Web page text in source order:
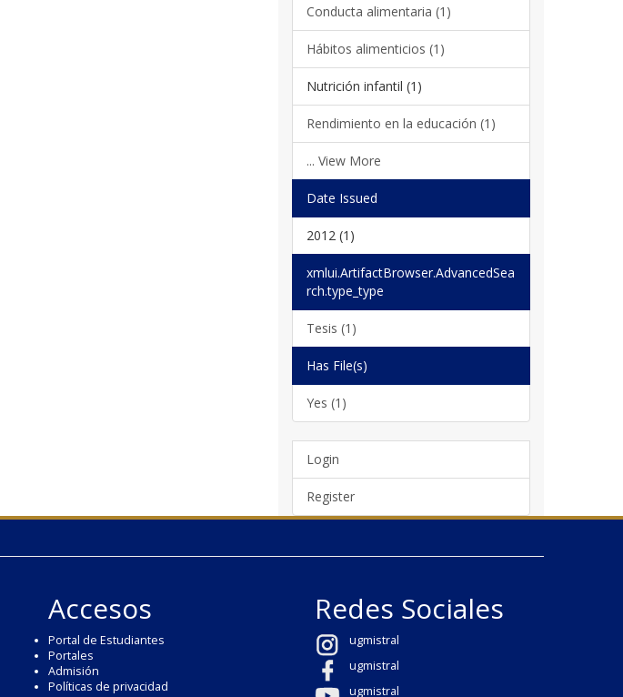
Conducta alimentaria (1)
Hábitos alimenticios (1)
Nutrición infantil (1)
Rendimiento en la educación (1)
... View More
Date Issued
2012 (1)
xmlui.ArtifactBrowser.AdvancedSea
rch.type_type
Tesis (1)
Has File(s)
Yes (1)
Login
Register
Accesos
Portal de Estudiantes
Portales
Admisión
Políticas de privacidad
Redes Sociales
ugmistral
ugmistral
ugmistral